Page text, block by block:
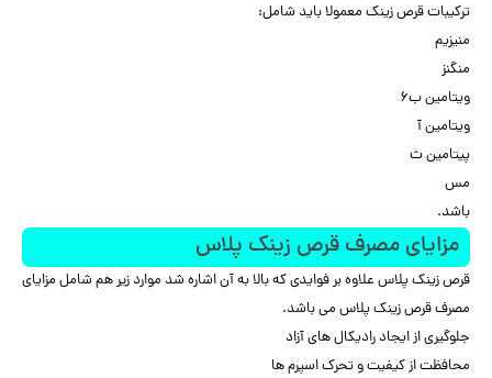
ترکیبات قرص زینک معمولا باید شامل:
منیزیم
منگنز
ویتامین ب۶
ویتامین آ
پیتامین ث
مس
باشد.
مزایای مصرف قرص زینک پلاس
قرص زینک پلاس علاوه بر فوایدی که بالا به آن اشاره شد موارد زیر هم شامل مزایای
مصرف قرص زینک پلاس می باشد.
جلوگیری از ایجاد رادیکال های آزاد
محافظت از کیفیت و تحرک اسپرم ها